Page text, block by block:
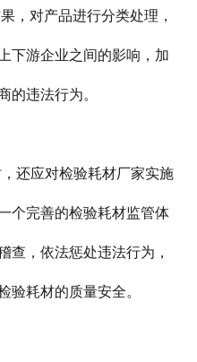
，对产品进行分类处理，
下游企业之间的影响，加
的违法行为。
还应对检验耗材厂家实施
个完善的检验耗材监管体
查，依法惩处违法行为，
验耗材的质量安全。